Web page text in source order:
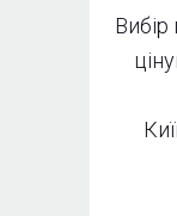
Вибір